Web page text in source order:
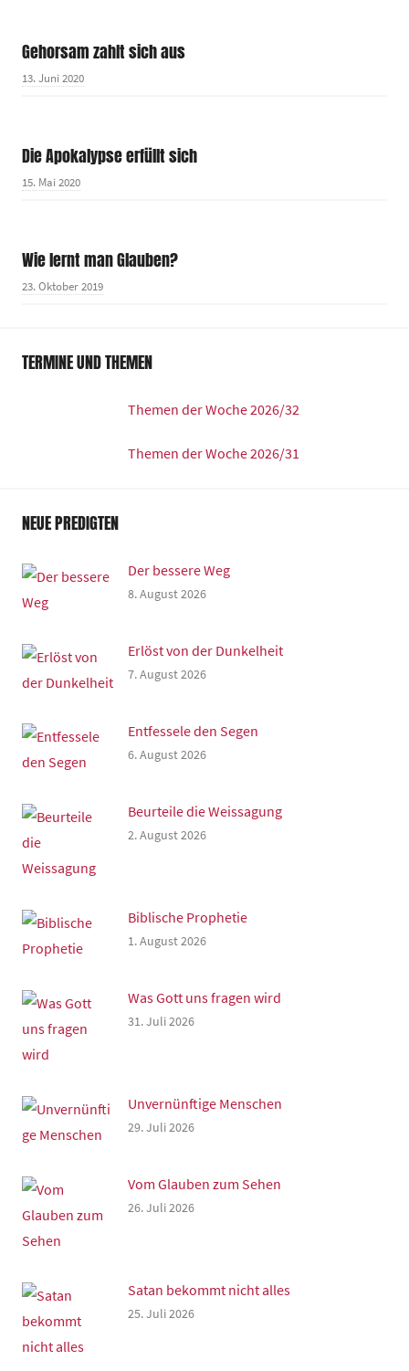
Gehorsam zahlt sich aus
13. Juni 2020
Die Apokalypse erfüllt sich
15. Mai 2020
Wie lernt man Glauben?
23. Oktober 2019
TERMINE UND THEMEN
Themen der Woche 2026/32
Themen der Woche 2026/31
NEUE PREDIGTEN
Der bessere Weg
8. August 2026
Erlöst von der Dunkelheit
7. August 2026
Entfessele den Segen
6. August 2026
Beurteile die Weissagung
2. August 2026
Biblische Prophetie
1. August 2026
Was Gott uns fragen wird
31. Juli 2026
Unvernünftige Menschen
29. Juli 2026
Vom Glauben zum Sehen
26. Juli 2026
Satan bekommt nicht alles
25. Juli 2026